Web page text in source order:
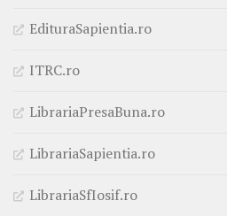
EdituraSapientia.ro
ITRC.ro
LibrariaPresaBuna.ro
LibrariaSapientia.ro
LibrariaSfIosif.ro